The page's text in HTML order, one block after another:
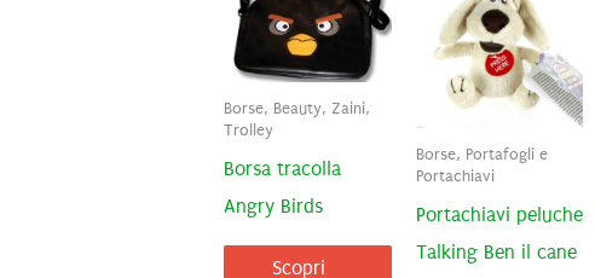
Borse, Beauty, Zaini,
Trolley
Borsa tracolla
Angry Birds
Scopri
Borse, Portafogli e
Portachiavi
Portachiavi peluche
Talking Ben il cane